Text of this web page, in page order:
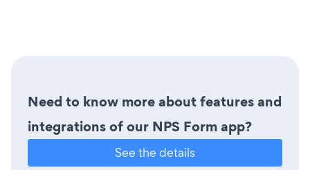
Need to know more about features and
integrations of our NPS Form app?
See the details